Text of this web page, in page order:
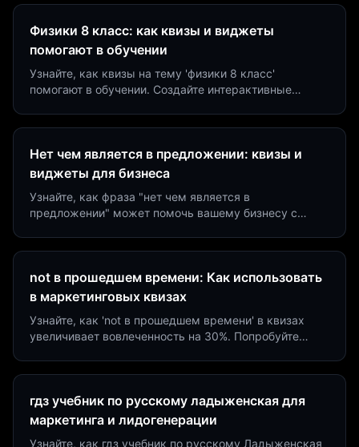
Физики 8 класс: как квизы и виджеты
помогают в обучении
Узнайте, как квизы на тему 'физики 8 класс'
помогают в обучении. Создайте интерактивные
Нет чем является в предложении: квизы и
виджеты для бизнеса
Узнайте, как фраза "нет чем является в
предложении" может помочь вашему бизнесу с
not в прошедшем времени: Как использовать
в маркетинговых квизах
Узнайте, как 'not в прошедшем времени' в квизах
увеличивает вовлеченность на 30%. Попробуйте
гдз учебник по русскому ладыженская для
маркетинга и лидогенерации
Узнайте, как гдз учебник по русскому Ладыженская